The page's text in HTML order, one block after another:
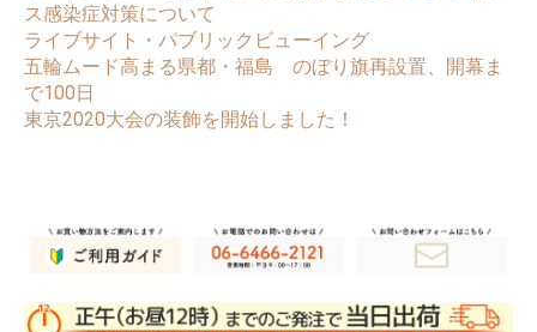
ス感染症対策について
ライブサイト・パブリックビューイング
五輪ムード高まる県都・福島 のぼり旗再設置、開幕ま
で100日
東京2020大会の装飾を開始しました！